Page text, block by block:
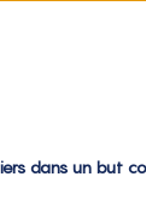
dans un but